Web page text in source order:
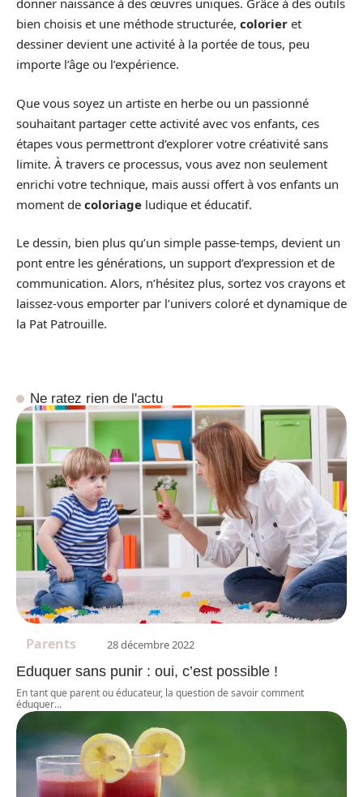
donner naissance à des œuvres uniques. Grâce à des outils
bien choisis et une méthode structurée, colorier et
dessiner devient une activité à la portée de tous, peu
importe l’âge ou l’expérience.
Que vous soyez un artiste en herbe ou un passionné
souhaitant partager cette activité avec vos enfants, ces
étapes vous permettront d’explorer votre créativité sans
limite. À travers ce processus, vous avez non seulement
enrichi votre technique, mais aussi offert à vos enfants un
moment de coloriage ludique et éducatif.
Le dessin, bien plus qu’un simple passe-temps, devient un
pont entre les générations, un support d’expression et de
communication. Alors, n’hésitez plus, sortez vos crayons et
laissez-vous emporter par l’univers coloré et dynamique de
la Pat Patrouille.
Ne ratez rien de l'actu
Parents 28 décembre 2022
Eduquer sans punir : oui, c’est possible !
En tant que parent ou éducateur, la question de savoir comment
éduquer…